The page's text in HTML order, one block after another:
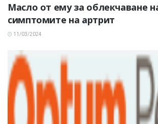
Масло от ему за облекчаване
симптомите на артрит
11/03/2024